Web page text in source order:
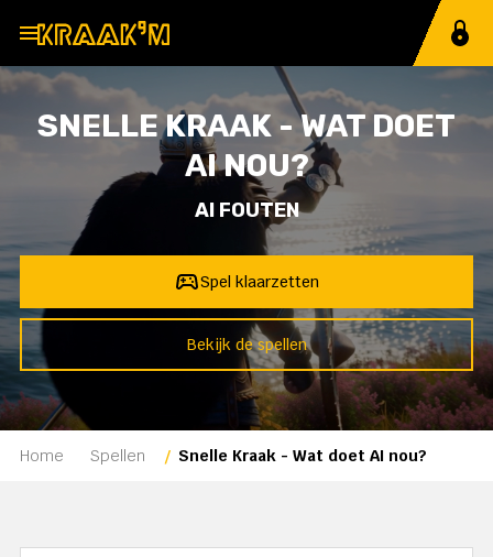
SNELLE KRAAK - WAT DOET
AI NOU?
AI FOUTEN
Spel klaarzetten
Bekijk de spellen
Home Spellen Snelle Kraak - Wat doet AI nou?
MENU
Home
21e eeuws
Ervaringen
Prijzen
Support